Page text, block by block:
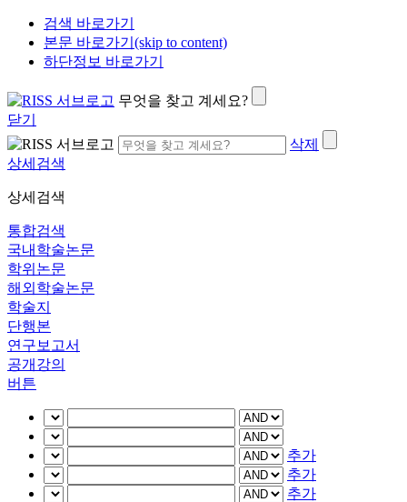
검색 바로가기
본문 바로가기(skip to content)
하단정보 바로가기
무엇을 찾고 계세요?
닫기
삭제
상세검색
상세검색
통합검색
국내학술논문
학위논문
해외학술논문
학술지
단행본
연구보고서
공개강의
버튼
추가
추가
추가